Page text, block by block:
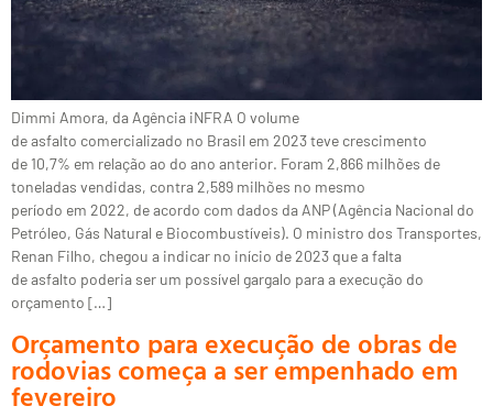
Dimmi Amora, da Agência iNFRA O volume
de asfalto comercializado no Brasil em 2023 teve crescimento
de 10,7% em relação ao do ano anterior. Foram 2,866 milhões de
toneladas vendidas, contra 2,589 milhões no mesmo
período em 2022, de acordo com dados da ANP (Agência Nacional do
Petróleo, Gás Natural e Biocombustíveis). O ministro dos Transportes,
Renan Filho, chegou a indicar no início de 2023 que a falta
de asfalto poderia ser um possível gargalo para a execução do
orçamento […]
Orçamento para execução de obras de
rodovias começa a ser empenhado em
fevereiro